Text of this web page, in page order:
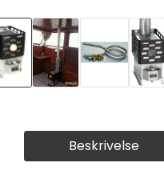
Beskrivelse